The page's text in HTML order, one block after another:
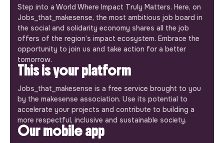
Step into a World Where Impact Truly Matters. Here, on
Jobs_that_makesense, the most ambitious job board in
the social and solidarity economy shares all the job
offers of the region’s impact ecosystem. Embrace the
opportunity to join us and take action for a better
tomorrow.
This is your platform
Jobs_that_makesense is a free service brought to you
by the makesense association. Use its potential to
accelerate your projects and contribute to building a
more respectful, inclusive and sustainable society.
Our mobile app